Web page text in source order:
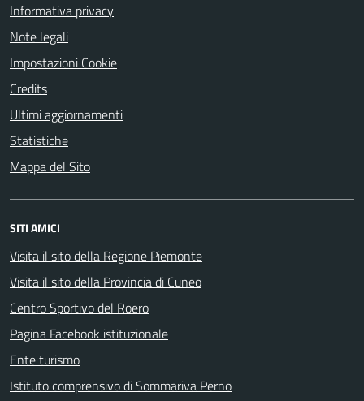
Informativa privacy
Note legali
Impostazioni Cookie
Credits
Ultimi aggiornamenti
Statistiche
Mappa del Sito
SITI AMICI
Visita il sito della Regione Piemonte
Visita il sito della Provincia di Cuneo
Centro Sportivo del Roero
Pagina Facebook istituzionale
Ente turismo
Istituto comprensivo di Sommariva Perno